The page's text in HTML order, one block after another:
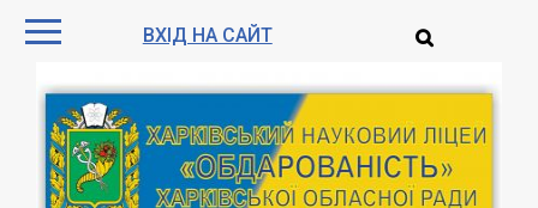
ВХІД НА САЙТ